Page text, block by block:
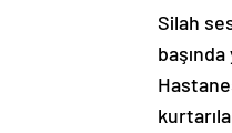
Silah